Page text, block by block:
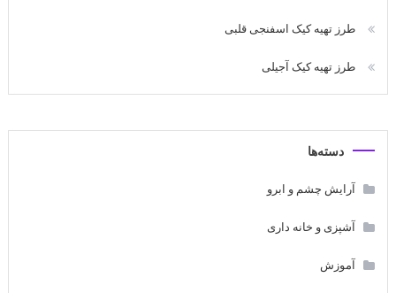
طرز تهیه کیک اسفنجی قلبی
طرز تهیه کیک آجیلی
دسته‌ها
آرایش چشم و ابرو
آشپزی و خانه داری
آموزش